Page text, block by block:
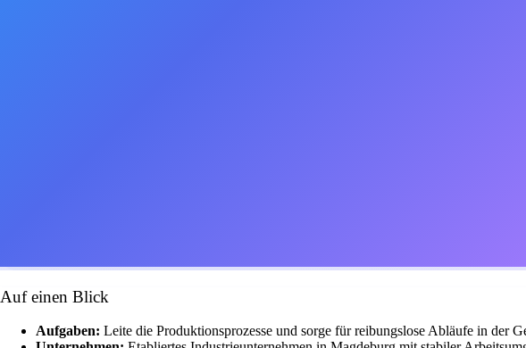
Auf einen Blick
Aufgaben: Leite die Produktionsprozesse und sorge für reibungslose Abläufe in der